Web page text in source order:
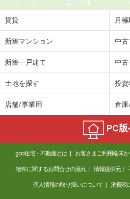
賃貸 月
新築マンション 中古
新築一戸建て 中古
土地を探す 投資
店舗/事業用 倉
PC
goo住宅・不動産とは お客さまご利用端末
物件に関するお問合せの流れ 情報提供元
個人情報の取り扱いについて 消費税